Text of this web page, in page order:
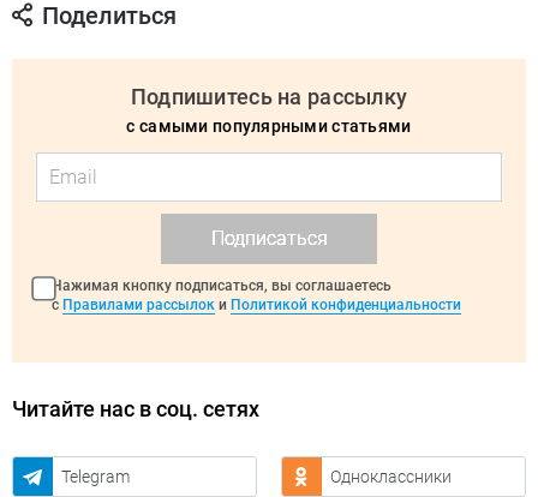
Поделиться
Подпишитесь на рассылку
с самыми популярными статьями
Подписаться
Нажимая кнопку подписаться, вы соглашаетесь
с Правилами рассылок и Политикой конфиденциальности
Читайте нас в соц. сетях
Telegram Одноклассники